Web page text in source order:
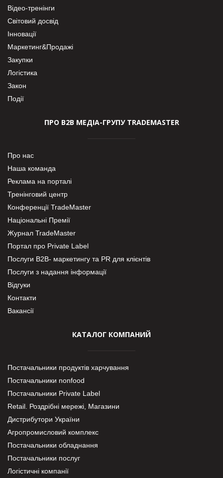
Відео-тренінги
Світовий досвід
Інновації
Маркетинг&Продажі
Закупки
Логістика
Закон
Події
ПРО В2В МЕДІА-ГРУПУ TRADEMASTER
Про нас
Наша команда
Реклама на порталі
Тренінговий центр
Конференції TradeMaster
Національні Премії
Журнал TradeMaster
Портал про Private Label
Послуги В2В- маркетингу та PR для клієнтів
Послуги з надання інформації
Відгуки
Контакти
Вакансії
КАТАЛОГ КОМПАНИЙ
Постачальники продуктів харчування
Постачальники nonfood
Постачальники Private Label
Retail. Роздрібні мережі, Магазини
Дистрибутори України
Агропромисловий комплекс
Постачальники обладнання
Постачальники послуг
Логістичні компанії